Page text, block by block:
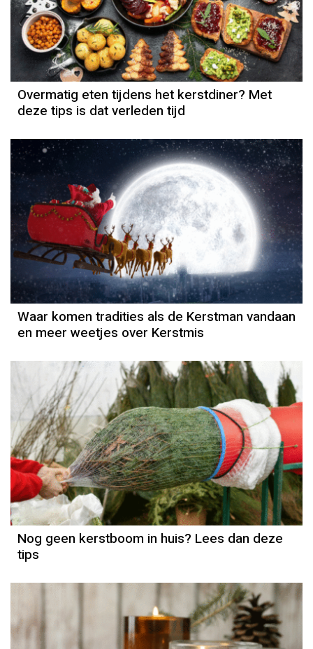
Overmatig eten tijdens het kerstdiner? Met
deze tips is dat verleden tijd
Waar komen tradities als de Kerstman vandaan
en meer weetjes over Kerstmis
Nog geen kerstboom in huis? Lees dan deze
tips